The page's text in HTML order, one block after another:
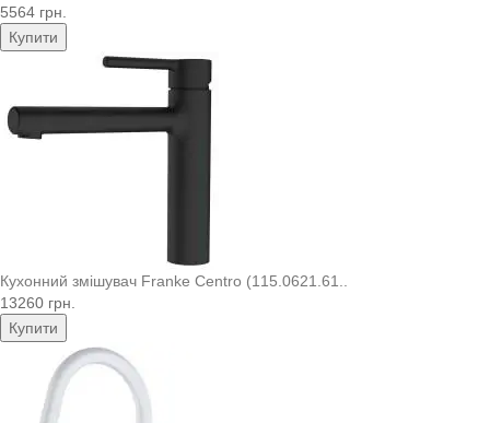
5564 грн.
Купити
Кухонний змішувач Franke Centro (115.0621.61..
13260 грн.
Купити